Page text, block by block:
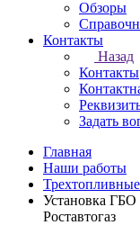
Обзоры
Контакты
Назад
Контакты
Задать
Главная
Наши работы
Установка ГБО
Роставтогаз